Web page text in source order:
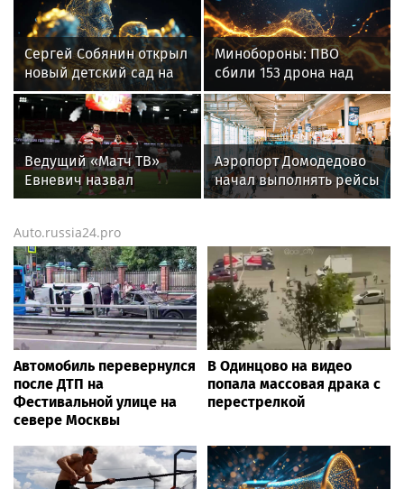
Сергей Собянин открыл
новый детский сад на
300 мест в Москве
Минобороны: ПВО
сбили 153 дрона над
Россией за ночь 9
августа
Ведущий «Матч ТВ»
Евневич назвал
«Спартак» фаворитом
Аэропорт Домодедово
начал выполнять рейсы
по согласованию
Auto.russia24.pro
Автомобиль перевернулся
после ДТП на
Фестивальной улице на
севере Москвы
В Одинцово на видео
попала массовая драка с
перестрелкой